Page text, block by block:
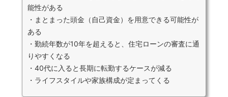
能性がある
・まとまった頭金（自己資金）を用意できる可能性が
ある
・勤続年数が10年を超えると、住宅ローンの審査に通
りやすくなる
・40代に入ると長期に転勤するケースが減る
・ライフスタイルや家族構成が定まってくる